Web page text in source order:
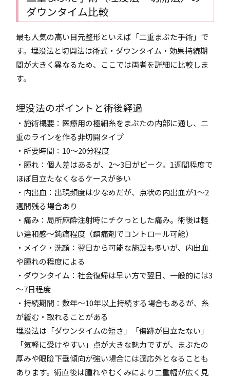
ダウンタイム比較
最も人気の高い目元整形といえば「二重まぶた手術」で
す。埋没法と切開法は術式・ダウンタイム・効果持続期
間が大きく異なるため、ここでは両者を詳細に比較しま
す。
埋没法のポイントと術後経過
・施術概要：医療用の極細糸をまぶたの内部に通し、二
重のラインを作る非切開タイプ
・所要時間：10～20分程度
・腫れ：個人差はあるが、2～3日がピーク。1週間程度で
ほぼ目立たなくなるケースが多い
・内出血：出現頻度は少なめだが、点状の内出血が1～2
週間残る場合あり
・痛み：局所麻酔注射時にチクっとした痛み。術後は軽
い違和感～鈍痛程度（鎮痛剤でコントロール可能）
・メイク・洗顔：翌日から可能な施設も多いが、内出血
や腫れの程度による
・ダウンタイム：社会復帰は早い方で翌日、一般的には3
～7日程度
・持続期間：数年～10年以上持続する場合もあるが、糸
が緩む・取れることがある
埋没法は「ダウンタイムの短さ」「傷跡が目立たない」
「気軽に受けやすい」点が大きな魅力ですが、まぶたの
厚みや眼瞼下垂傾向が強い場合には適応外となることも
あります。術直後は腫れやむくみにより二重幅が広く見